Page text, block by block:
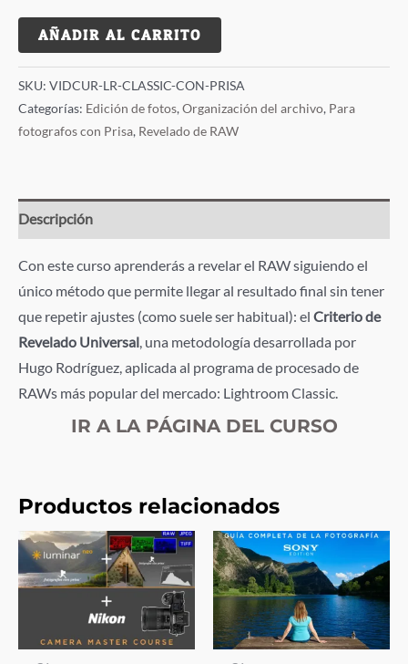
Curso
de
Lightroom
Classic
CC
cantidad
AÑADIR AL CARRITO
SKU: VIDCUR-LR-CLASSIC-CON-PRISA
Categorías: Edición de fotos,Organización del archivo, Para
fotografos con Prisa, Revelado de RAW
Descripción
Con este curso aprenderás a revelar el RAW siguiendo el
único método que permite llegar al resultado final sin tener
que repetir ajustes (como suele ser habitual): el Criterio de
Revelado Universal, una metodología desarrollada por
Hugo Rodríguez, aplicada al programa de procesado de
RAWs más popular del mercado: Lightroom Classic.
IR A LA PÁGINA DEL CURSO
Productos relacionados